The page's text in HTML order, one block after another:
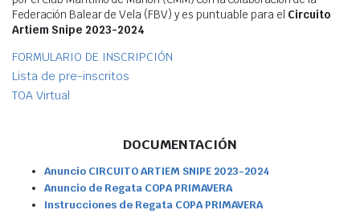
Agenda
Federación Balear de Vela (FBV) y es puntuable para el Circuito
Artiem Snipe 2023-2024
FORMULARIO DE INSCRIPCIÓN
Lista de pre-inscritos
TOA Virtual
DOCUMENTACIÓN
Anuncio CIRCUITO ARTIEM SNIPE 2023-2024
Anuncio de Regata COPA PRIMAVERA
Instrucciones de Regata COPA PRIMAVERA